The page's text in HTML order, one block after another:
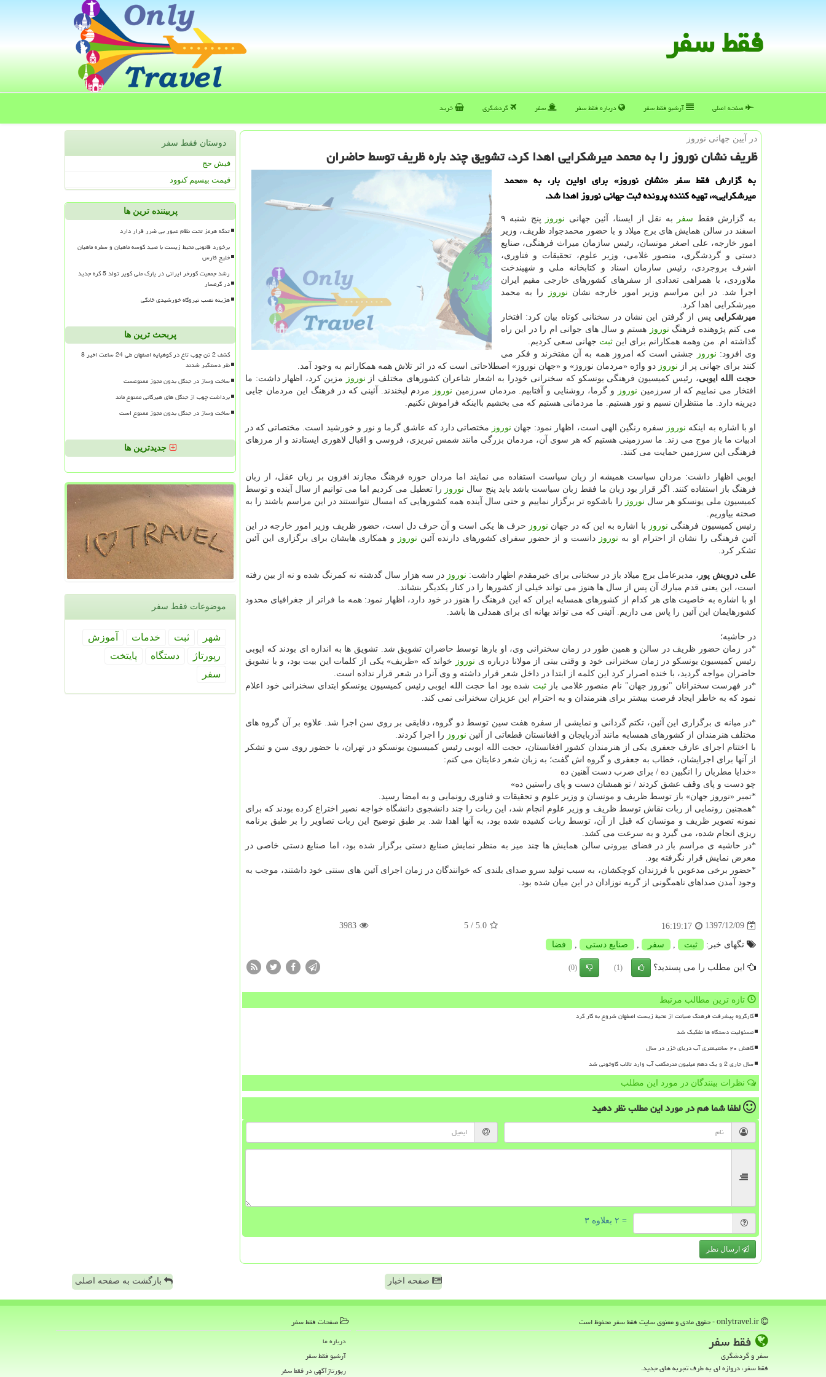
فقط سفر
صفحه اصلی آرشیو فقط سفر درباره فقط سفر سفر گردشگری خرید
در آیین جهانی نوروز
ظریف نشان نوروز را به محمد میرشكرایی اهدا كرد، تشویق چند باره ظریف توسط حاضران
به گزارش فقط سفر «نشان نوروز» برای اولین بار، به «محمد
میرشكرایی»، تهیه كننده پرونده ثبت جهانی نوروز اهدا شد.
به گزارش فقط سفر به نقل از ایسنا، آئین جهانی نوروز
پنج شنبه ۹
اسفند در سالن همایش های برج میلاد و با حضور محمدجواد ظریف، وزیر
امور خارجه، علی اصغر مونسان، رئیس سازمان میراث فرهنگی، صنایع
دستی و گردشگری، منصور غلامی، وزیر علوم، تحقیقات و فناوری،
اشرف بروجردی، رئیس سازمان اسناد و كتابخانه ملی و شهیندخت
ملاوردی، با همراهی تعدادی از سفرهای كشورهای خارجی مقیم ایران
اجرا شد. در این مراسم وزیر امور خارجه نشان نوروز
را به محمد
میرشكرایی اهدا كرد.
میرشكرایی پس از گرفتن این نشان در سخنانی كوتاه بیان كرد: افتخار
می كنم پژوهنده فرهنگ نوروز هستم و سال های جوانی ام را در این راه
گذاشته ام. من وهمه همكارانم برای این ثبت جهانی سعی كردیم.
وی افزود: نوروز
جشنی است كه امروز همه به آن مفتخرند و فكر می
كنند برای جهانی پر از نوروز دو واژه «مردمان نوروز» و «جهان نوروز» اصطلاحاتی است كه در اثر تلاش همه همكارانم به وجود آمد.
حجت الله ایوبی، رئیس كمیسیون فرهنگی یونسكو كه سخنرانی خودرا به اشعار شاعران كشورهای مختلف از نوروز
مزین كرد، اظهار داشت: ما
افتخار می نماییم كه از سرزمین نوروز و گرما، روشنایی و آفتابیم. مردمان سرزمین نوروز
مردم لبخندند. آئینی كه در فرهنگ این مردمان جایی
دیرینه دارد. ما منتظران نسیم و نور هستیم. ما مردمانی هستیم كه می بخشیم بااینكه فراموش نكنیم.
او با اشاره به اینكه نوروز سفره رنگین الهی است، اظهار نمود: جهان نوروز مختصاتی دارد كه عاشق گرما و نور و خورشید است. مختصاتی كه در
ادبیات ما باز موج می زند. ما سرزمینی هستیم كه هر سوی آن، مردمان بزرگی مانند شمس تبریزی، فروسی و اقبال لاهوری ایستادند و از مرزهای
فرهنگی این سرزمین حمایت می كنند.
ایوبی اظهار داشت: مردان سیاست همیشه از زبان سیاست استفاده می نمایند اما مردان حوزه فرهنگ مجازند افزون بر زبان عقل، از زبان
فرهنگ باز استفاده كنند. اگر قرار بود زبان ما فقط زبان سیاست باشد باید پنج سال نوروز را تعطیل می كردیم اما می توانیم از سال آینده و توسط
كمیسیون ملی یونسكو هر سال نوروز را باشكوه تر برگزار نماییم و حتی سال آینده همه كشورهایی كه امسال نتوانستند در این مراسم باشند را به
صحنه بیاوریم.
رئیس كمیسیون فرهنگی نوروز با اشاره به این كه در جهان نوروز حرف ها یكی است و آن حرف دل است، حضور ظریف وزیر امور خارجه در این
آئین فرهنگی را نشان از احترام او به نوروز دانست و از حضور سفرای كشورهای دارنده آئین نوروز
و همكاری هایشان برای برگزاری این آئین
تشكر كرد.
علی درویش پور ، مدیرعامل برج میلاد باز در سخنانی برای خیرمقدم اظهار داشت: نوروز در سه هزار سال گدشته نه كمرنگ شده و نه از بین رفته
است، این یعنی قدم مبارك آن پس از سال ها هنوز می تواند خیلی از كشورها را در كنار یكدیگر بنشاند.
او با اشاره به خاصیت های هر كدام از كشورهای همسایه ایران كه این فرهنگ را هنوز در خود دارد، اظهار نمود: همه ما فراتر از جغرافیای محدود
كشورهایمان این آئین را پاس می داریم. آئینی كه می تواند بهانه ای برای همدلی ها باشد.
در حاشیه؛
*در زمان حضور ظریف در سالن و همین طور در زمان سخنرانی وی، او بارها توسط حاضران تشویق شد. تشویق ها به اندازه ای بودند كه ایوبی
رئیس كمیسیون یونسكو در زمان سخنرانی خود و وقتی بیتی از مولانا درباره ی نوروز
خواند كه «ظریف» یكی از كلمات این بیت بود، و با تشویق
حاضران مواجه گردید، با خنده اصرار كرد این كلمه از ابتدا در داخل شعر قرار داشته و وی آنرا در شعر قرار نداده است.
*در فهرست سخنرانان "نوروز جهان" نام منصور غلامی بازثبت شده بود اما حجت الله ایوبی رئیس كمیسیون یونسكو ابتدای سخنرانی خود اعلام
نمود كه به خاطر ایجاد فرصت بیشتر برای هنرمندان و به احترام این عزیزان سخنرانی نمی كند.
*در میانه ی برگزاری این آئین، تكتم گردانی و نمایشی از سفره هفت سین توسط دو گروه، دقایقی بر روی سن اجرا شد. علاوه بر آن گروه های
مختلف هنرمندان از كشورهای همسایه مانند آذربایجان و افغانستان قطعاتی از آئین نوروز را اجرا كردند.
با اختتام اجرای عارف جعفری یكی از هنرمندان كشور افغانستان، حجت الله ایوبی رئیس كمیسیون یونسكو در تهران، با حضور روی سن و تشكر
از آنها برای اجرایشان، خطاب به جعفری و گروه اش گفت؛ به زبان شعر دعایتان می كنم:
«خدایا مطربان را انگبین ده / برای ضرب دست آهنین ده
چو دست و پای وقف عشق كردند / تو همشان دست و پای راستین ده»
*تمبر «نوروز جهان» باز توسط ظریف و مونسان و وزیر علوم و تحقیقات و فناوری رونمایی و به امضا رسید.
*همچنین رونمایی از ربات نقاش توسط ظریف و وزیر علوم انجام شد، این ربات را چند دانشجوی دانشگاه خواجه نصیر اختراع كرده بودند كه برای
نمونه تصویر ظریف و مونسان كه قبل از آن، توسط ربات كشیده شده بود، به آنها اهدا شد. بر طبق توضیح این ربات تصاویر را بر طبق برنامه
ریزی انجام شده، می گیرد و به سرعت می كشد.
*در حاشیه ی مراسم باز در فضای بیرونی سالن همایش ها چند میز به منظر نمایش صنایع دستی برگزار شده بود، اما صنایع دستی خاصی در
معرض نمایش قرار نگرفته بود.
*حضور برخی مدعوین با فرزندان كوچكشان، به سبب تولید سرو صدای بلندی كه خوانندگان در زمان اجرای آئین های سنتی خود داشتند، موجب به
وجود آمدن صداهای ناهمگونی از گریه نوزادان در این میان شده بود.
1397/12/09
16:19:17
5.0
/ 5
3983
تگهای خبر: ثبت سفر صنایع دستی فضا
این مطلب را می پسندید؟ (1)
(0)
تازه ترین مطالب مرتبط
کارگروه پیشرفت فرهنگ صیانت از محیط زیست اصفهان شروع به کار کرد
مسئولیت دستگاه ها تفکیک شد
کاهش ۲۰ سانتیمتری آب دریای خزر در سال
سال جاری 2 و یک دهم میلیون مترمکعب آب وارد تالاب گاوخونی شد
نظرات بینندگان در مورد این مطلب
لطفا شما همدر مورد این مطلبنظر دهید
= ۲ بعلاوه ۳
ارسال نظر
دوستان فقط سفر
فیش حج
قیمت بیسیم کنوود
پربیننده ترین ها
تنگه هرمز تحت نظام عبور بی ضرر قرار دارد
برخورد قانونی محیط زیست با صید کوسه ماهیان و سفره ماهیان
خلیج فارس
رشد جمعیت گورخر ایرانی در پارک ملی کویر تولد 5 کره جدید
در گرمسار
هزینه نصب نیروگاه خورشیدی خانگی
پربحث ترین ها
کشف 2 تن چوب تاغ در کوهپایه اصفهان طی 24 ساعت اخیر 8
نفر دستگیر شدند
ساخت وساز در جنگل بدون مجوز ممنوعست
برداشت چوب از جنگل های هیرکانی ممنوع ماند
ساخت وساز در جنگل بدون مجوز ممنوع است
جدیدترین ها
موضوعات فقط سفر
شهر ثبت خدمات
آموزش
رپورتاژ
دستگاه
پایتخت
سفر
صفحه اخبار بازگشت به صفحه اصلی
فقط سفر
سفر و گردشگری
فقط سفر، دروازه ای به طرف تجربه های جدید.
صفحات فقط سفر
درباره ما
آرشیو فقط سفر
رپورتاژآگهی در فقط سفر